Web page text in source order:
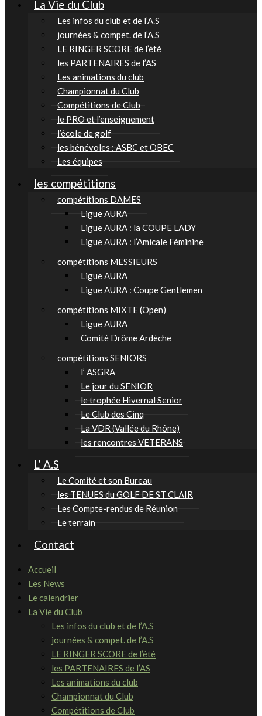
La Vie du Club
Les infos du club et de l’A.S
journées & compet. de l’A.S
LE RINGER SCORE de l’été
les PARTENAIRES de l’AS
Les animations du club
Championnat du Club
Compétitions de Club
le PRO et l’enseignement
l’école de golf
les bénévoles : ASBC et OBEC
Les équipes
les compétitions
compétitions DAMES
Ligue AURA
Ligue AURA : la COUPE LADY
Ligue AURA : l’Amicale Féminine
compétitions MESSIEURS
Ligue AURA
Ligue AURA : Coupe Gentlemen
compétitions MIXTE (Open)
Ligue AURA
Comité Drôme Ardèche
compétitions SENIORS
l’ ASGRA
Le jour du SENIOR
le trophée Hivernal Senior
Le Club des Cinq
La VDR (Vallée du Rhône)
les rencontres VETERANS
L’ A.S
Le Comité et son Bureau
les TENUES du GOLF DE ST CLAIR
Les Compte-rendus de Réunion
Le terrain
Contact
Accueil
Les News
Le calendrier
La Vie du Club
Les infos du club et de l’A.S
journées & compet. de l’A.S
LE RINGER SCORE de l’été
les PARTENAIRES de l’AS
Les animations du club
Championnat du Club
Compétitions de Club